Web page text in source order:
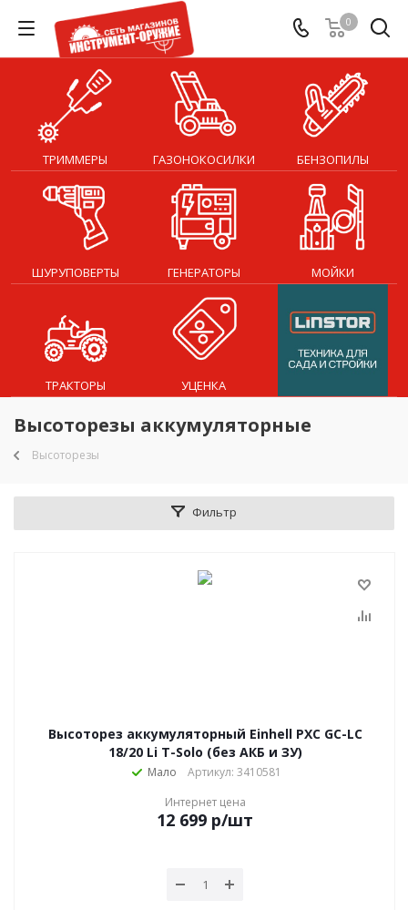
0
ТРИММЕРЫ ГАЗОНОКОСИЛКИ БЕНЗОПИЛЫ
ШУРУПОВЕРТЫ ГЕНЕРАТОРЫ МОЙКИ
ТРАКТОРЫ УЦЕНКА
Высоторезы аккумуляторные
Высоторезы
Фильтр
Высоторез аккумуляторный Einhell PXC GC-LC
18/20 Li T-Solo (без АКБ и ЗУ)
Мало
Артикул: 3410581
Интернет цена
12 699 р/шт